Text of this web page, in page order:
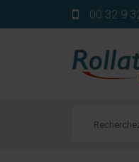
00 32 9